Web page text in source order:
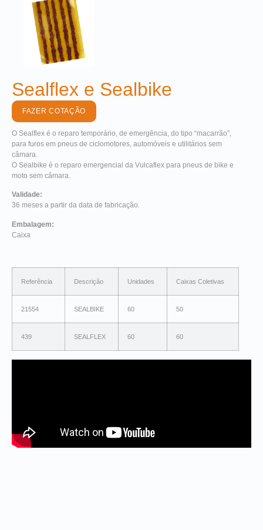
Sealflex e Sealbike
FAZER COTAÇÃO
O Sealflex é o reparo temporário, de emergência, do tipo “macarrão”,
para furos em pneus de ciclomotores, automóveis e utilitários sem
câmara.
O Sealbike é o reparo emergencial da Vulcaflex para pneus de bike e
moto sem câmara.
Validade:
36 meses a partir da data de fabricação.
Embalagem:
Caixa
Referência Descrição Unidades Caixas Coletivas
21554 SEALBIKE 60 50
439 SEALFLEX 60 60